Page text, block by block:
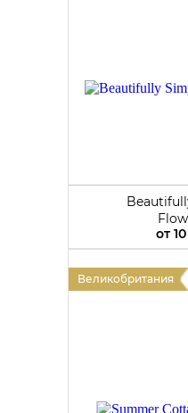
от
Великобритания